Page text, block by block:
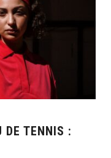
DE TENNIS :